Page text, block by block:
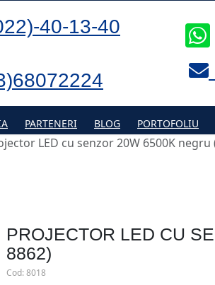
40-13-40
PARTENERI BLOG PORTOFOLIU
LED cu senzor 20W 6500K negru
PROJECTOR LED CU
8862)
Cod:8018